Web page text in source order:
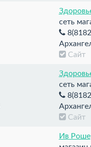
сеть
сеть
Ив Роше